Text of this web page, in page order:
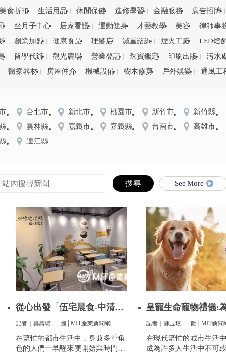
美食折扣 生活用品 休閒保健 進修學習 金融服務 廣告招牌
坐月子中心 居家看護 運動健身 才藝教學 美容 律師事
創業加盟 健康食品 理髮店 減重諮詢 煙火工廠 LED燈
留學代辦 觀光農場 營業登記 珠寶鑑定 印刷出版 污水
醫療器材 房屋仲介 機械設備 樹木修剪 戶外娛樂 通風工
台北市 新北市 桃園市 新竹市 新竹縣
雲林縣 嘉義市 嘉義縣 台南市 高雄市
連江縣
See More
從心出發「伍宅晨食-中清
店」用心
記者｜鄒壽珺 圖│MIT產業新聞網
在繁忙的都市生活中，身兼多重角
色的人們一早醒來便開始與時間賽
皇寵生命寵物禮儀:
寵提供
記者｜陳玉玟 圖│MIT新聞
在現代繁忙的城市生活
成為許多人生活中不可